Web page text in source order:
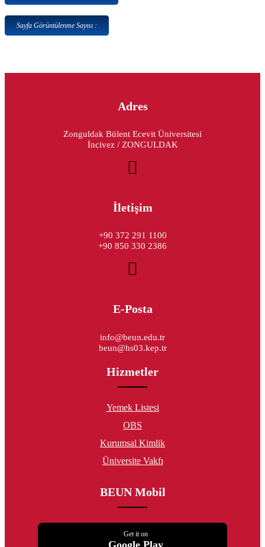
Sayfa Görüntülenme Sayısı :
Adres
Zonguldak Bülent Ecevit Üniversitesi
İncivez / ZONGULDAK
İletişim
+90 372 291 1100
+90 850 330 2386
E-Posta
info@beun.edu.tr
beun@hs03.kep.tr
Hizmetler
Yemek Listesi
OBS
Kurumsal Kimlik
Üniversite Vakfı
BEUN Mobil
Get it on
Google Play